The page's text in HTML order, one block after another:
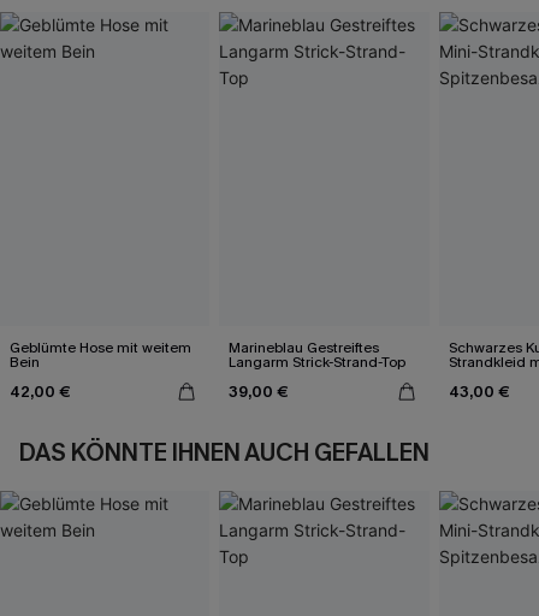
Geblümte Hose mit weitem
Bein
42,00 €
Marineblau Gestreiftes
Langarm Strick-Strand-Top
39,00 €
Schwarzes
Strandkleid
43,00 €
DAS KÖNNTE IHNEN AUCH GEFALLEN